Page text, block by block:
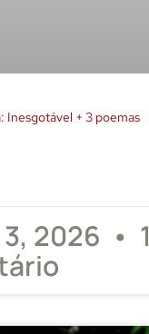
Inesgotável + 3 poemas
2026
1